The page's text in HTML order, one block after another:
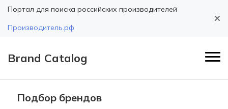
Портал для поиска российских производителей
Производитель.рф
Brand Catalog
Подбор брендов